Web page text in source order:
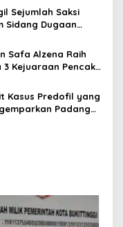
Sejumlah Saksi
Sidang Dugaan
Haji DS
Safa Alzena Raih
3 Kejuaraan Pencak
Barat
Kasus Predofil yang
Padang